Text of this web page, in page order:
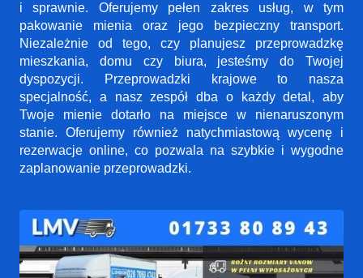
i sprawnie. Oferujemy pełen zakres usług, w tym
pakowanie mienia oraz jego bezpieczny transport.
Niezależnie od tego, czy planujesz przeprowadzkę
mieszkania, domu czy biura, jesteśmy do Twojej
dyspozycji. Przeprowadzki krajowe to nasza
specjalność, a nasz zespół dba o każdy detal, aby
Twoje mienie dotarło na miejsce w nienaruszonym
stanie. Oferujemy również natychmiastową wycenę i
rezerwacje online, co pozwala na szybkie i wygodne
zaplanowanie przeprowadzki.